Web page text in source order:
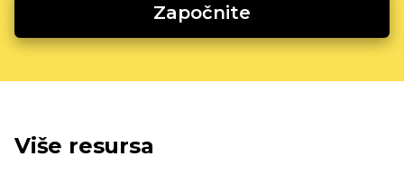
Započnite
Više resursa